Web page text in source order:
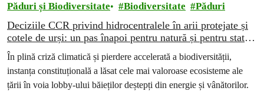
Păduri și Biodiversitate Biodiversitate Păduri
Deciziile CCR privind hidrocentralele în arii protejate și
cotele de urși: un pas înapoi pentru natură și pentru statul
de drept
În plină criză climatică și pierdere accelerată a biodiversității,
instanța constituțională a lăsat cele mai valoroase ecosisteme ale
țării în voia lobby-ului băieților deștepți din energie și vânătorilor.